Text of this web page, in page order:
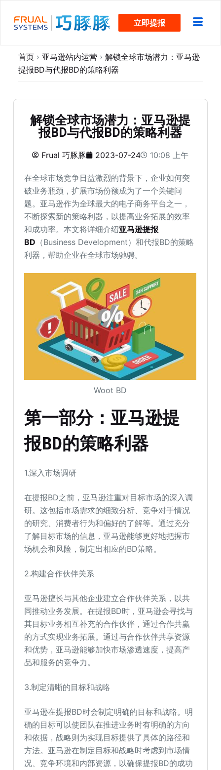
过
立即提报
首页 › 亚马逊站内运营 › 解锁全球市场潜力：亚马逊
提报BD与代报BD的策略利器
解锁全球市场潜力：亚马逊提
报BD与代报BD的策略利器
Frual 巧豚豚 2023-07-24 10:08 上午
在全球市场竞争日益激烈的背景下，企业如何突
破业务瓶颈，扩展市场份额成为了一个关键问
题。亚马逊作为全球最大的电子商务平台之一，
不断探索新的策略利器，以提高业务拓展的效率
和成功率。本文将详细介绍亚马逊提报
BD （Business Development）和代报BD的策略
利器，帮助企业在全球市场驰骋。
Woot BD
第一部分：亚马逊提
报BD的策略利器
1.深入市场调研
在提报BD之前，亚马逊注重对目标市场的深入调
研。这包括市场需求的细致分析、竞争对手情况
的研究、消费者行为和偏好的了解等。通过充分
了解目标市场的信息，亚马逊能够更好地把握市
场机会和风险，制定出相应的BD策略。
2.构建合作伙伴关系
亚马逊擅长与其他企业建立合作伙伴关系，以共
同推动业务发展。在提报BD时，亚马逊会寻找与
其目标业务相互补充的合作伙伴，通过合作共赢
的方式实现业务拓展。通过与合作伙伴共享资源
和优势，亚马逊能够加快市场渗透速度，提高产
品和服务的竞争力。
3.制定清晰的目标和战略
亚马逊在提报BD时会制定明确的目标和战略。明
确的目标可以使团队在推进业务时有明确的方向
和依据，战略则为实现目标提供了具体的路径和
方法。亚马逊在制定目标和战略时考虑到市场情
况、竞争环境和内部资源，以确保提报BD的成功